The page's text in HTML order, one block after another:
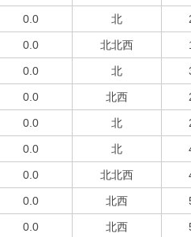
0.0 北
0.0 北北西
0.0 北
0.0 北西
0.0 北
0.0 北
0.0 北北西
0.0 北西
0.0 北西